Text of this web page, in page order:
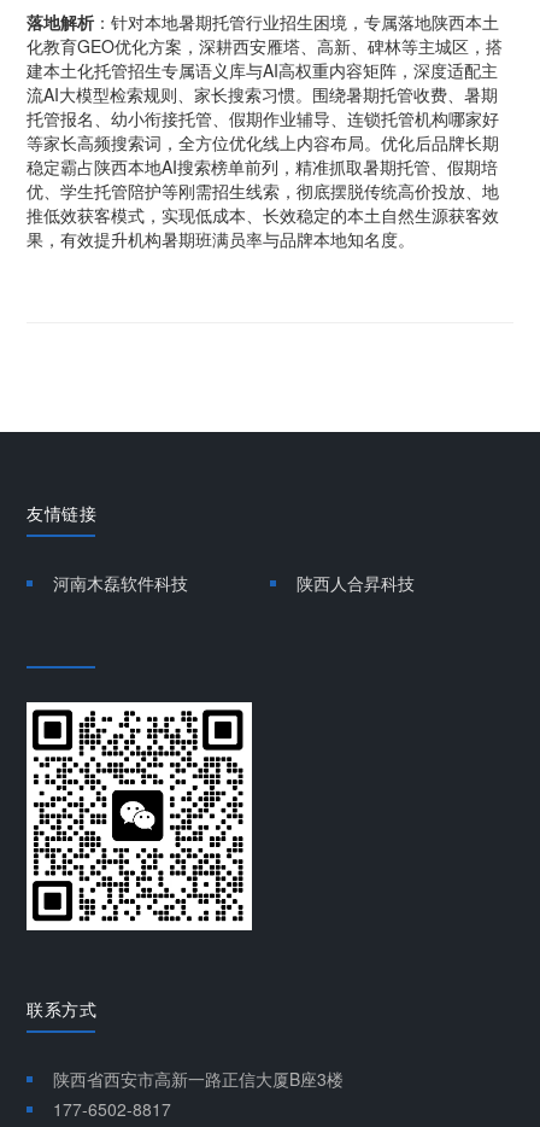
落地解析 ：针对本地暑期托管行业招生困境，专属落地陕西本土
化教育GEO优化方案，深耕西安雁塔、高新、碑林等主城区，搭
建本土化托管招生专属语义库与AI高权重内容矩阵，深度适配主
流AI大模型检索规则、家长搜索习惯。围绕暑期托管收费、暑期
托管报名、幼小衔接托管、假期作业辅导、连锁托管机构哪家好
等家长高频搜索词，全方位优化线上内容布局。优化后品牌长期
稳定霸占陕西本地AI搜索榜单前列，精准抓取暑期托管、假期培
优、学生托管陪护等刚需招生线索，彻底摆脱传统高价投放、地
推低效获客模式，实现低成本、长效稳定的本土自然生源获客效
果，有效提升机构暑期班满员率与品牌本地知名度。
友情链接
河南木磊软件科技 陕西人合昇科技
联系方式
陕西省西安市高新一路正信大厦B座3楼
177-6502-8817